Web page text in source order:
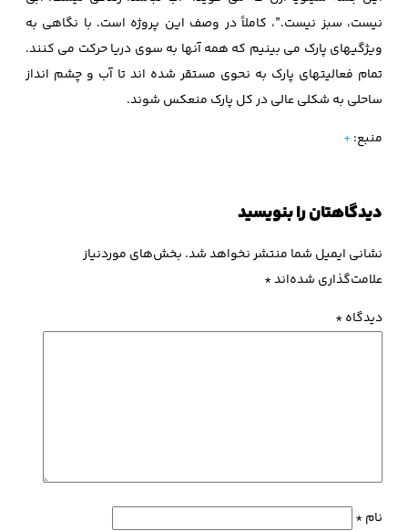
نیست، سبز نیست.”، کاملاً در وصف این پروژه است. با نگاهی به
ویژگیهای پارک می بینیم که همه آنها به سوی دریا حرکت می کنند.
تمام فعالیتهای پارک به نحوی مستقر شده اند تا آب و چشم انداز
ساحلی به شکلی عالی در کل پارک منعکس شوند.
منبع:+
دیدگاهتان را بنویسید
نشانی ایمیل شما منتشر نخواهد شد. بخش‌های موردنیاز
علامت‌گذاری شده‌اند*
دیدگاه*
نام*